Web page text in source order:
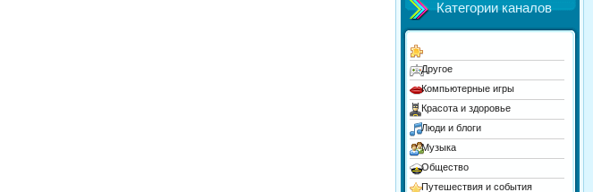
Категории каналов
Другое
Компьютерные игры
Красота и здоровье
Люди и блоги
Музыка
Общество
Путешествия и события